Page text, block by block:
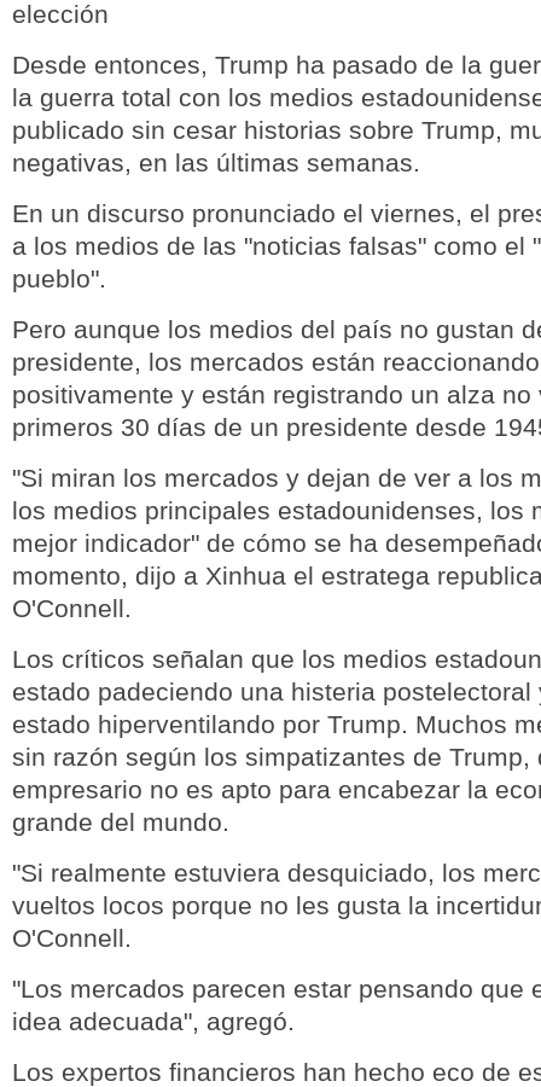
elección
Desde entonces, Trump ha pasado de la
la guerra total con los medios
publicado sin cesar historias sobre Trump,
negativas, en las últimas semanas.
En un discurso pronunciado el viernes, el
a los medios de las "noticias falsas" como el
pueblo".
Pero aunque los medios del país no gustan
presidente, los mercados están
positivamente y están registrando un alza no
primeros 30 días de un presidente desde
"Si miran los mercados y dejan de ver a los
los medios principales estadounidenses, los
mejor indicador" de cómo se ha
momento, dijo a Xinhua el estratega
O'Connell.
Los críticos señalan que los medios
estado padeciendo una histeria postelectoral
estado hiperventilando por Trump. Muchos
sin razón según los simpatizantes de Trump,
empresario no es apto para encabezar la
grande del mundo.
"Si realmente estuviera desquiciado, los
vueltos locos porque no les gusta la
O'Connell.
"Los mercados parecen estar pensando que
idea adecuada", agregó.
Los expertos financieros han hecho eco de